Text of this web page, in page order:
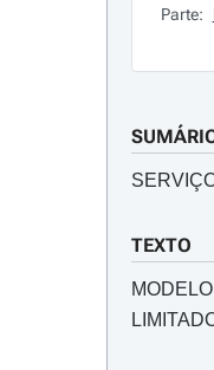
Parte:
TEXTO